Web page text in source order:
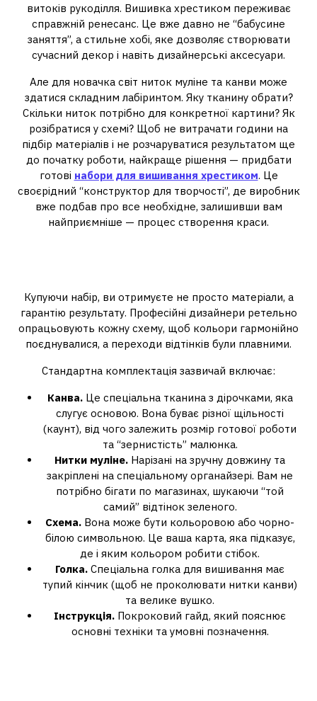
витоків рукоділля. Вишивка хрестиком переживає
справжній ренесанс. Це вже давно не “бабусине
заняття”, а стильне хобі, яке дозволяє створювати
сучасний декор і навіть дизайнерські аксесуари.
Але для новачка світ ниток муліне та канви може
здатися складним лабіринтом. Яку тканину обрати?
Скільки ниток потрібно для конкретної картини? Як
розібратися у схемі? Щоб не витрачати години на
підбір матеріалів і не розчаруватися результатом ще
до початку роботи, найкраще рішення — придбати
готові набори для вишивання хрестиком. Це
своєрідний “конструктор для творчості”, де виробник
вже подбав про все необхідне, залишивши вам
найприємніше — процес створення краси.
Купуючи набір, ви отримуєте не просто матеріали, а
гарантію результату. Професійні дизайнери ретельно
опрацьовують кожну схему, щоб кольори гармонійно
поєднувалися, а переходи відтінків були плавними.
Стандартна комплектація зазвичай включає:
Канва.Це спеціальна тканина з дірочками, яка
слугує основою. Вона буває різної щільності
(каунт), від чого залежить розмір готової роботи
та “зернистість” малюнка.
Нитки муліне. Нарізані на зручну довжину та
закріплені на спеціальному органайзері. Вам не
потрібно бігати по магазинах, шукаючи “той
самий” відтінок зеленого.
Схема. Вона може бути кольоровою або чорно-
білою символьною. Це ваша карта, яка підказує,
де і яким кольором робити стібок.
Голка. Спеціальна голка для вишивання має
тупий кінчик (щоб не проколювати нитки канви)
та велике вушко.
Інструкція. Покроковий гайд, який пояснює
основні техніки та умовні позначення.